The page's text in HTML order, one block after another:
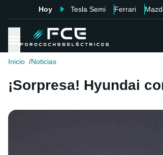
Hoy Tesla Semi Ferrari
Inicio Noticias
¡Sorpresa! Hyundai